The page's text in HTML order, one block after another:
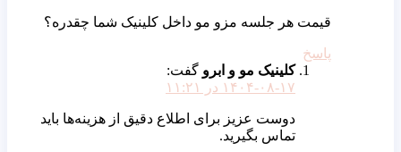
قیمت هر جلسه مزو مو داخل کلینیک شما چقدره؟
پاسخ
کلینیک مو و ابرو گفت:
۱۴۰۴-۰۸-۱۷ در ۱۱:۲۱
دوست عزیز برای اطلاع دقیق از هزینه‌ها باید
تماس بگیرید.